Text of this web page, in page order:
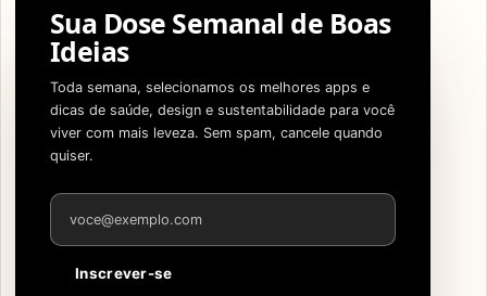
Sua Dose Semanal de Boas
Ideias
Toda semana, selecionamos os melhores apps e
dicas de saúde, design e sustentabilidade para você
viver com mais leveza. Sem spam, cancele quando
quiser.
Endereço de e-mail
Inscrever-se